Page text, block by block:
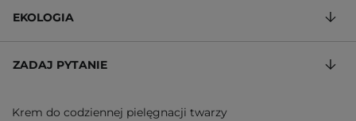
EKOLOGIA
ZADAJ PYTANIE
Krem do codziennej pielęgnacji twarzy